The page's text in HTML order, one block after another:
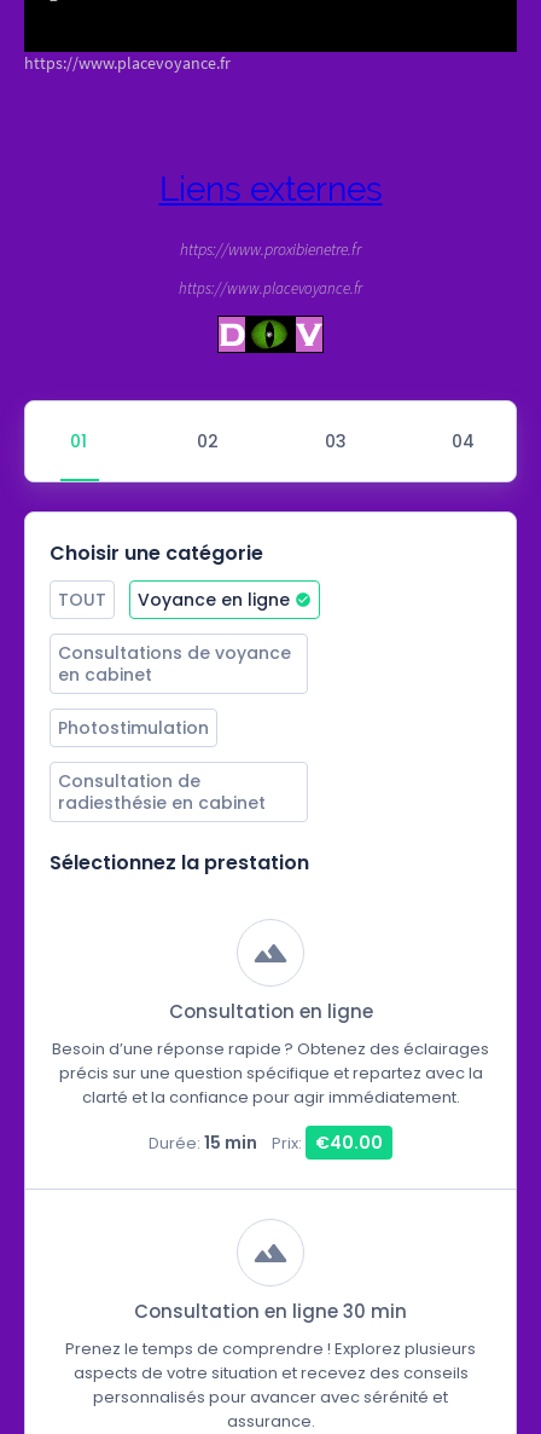
https://www.placevoyance.fr
Liens externes
https://www.proxibienetre.fr
https://www.placevoyance.fr
Choisir une catégorie
TOUT Voyance en ligne
Consultations de voyance
en cabinet
Photostimulation
Consultation de
radiesthésie en cabinet
Sélectionnez la prestation
Consultation en ligne
Besoin d’une réponse rapide ? Obtenez des éclairages
précis sur une question spécifique et repartez avec la
clarté et la confiance pour agir immédiatement.
Durée: 15 min Prix: €40.00
Consultation en ligne 30 min
Prenez le temps de comprendre ! Explorez plusieurs
aspects de votre situation et recevez des conseils
personnalisés pour avancer avec sérénité et
assurance.